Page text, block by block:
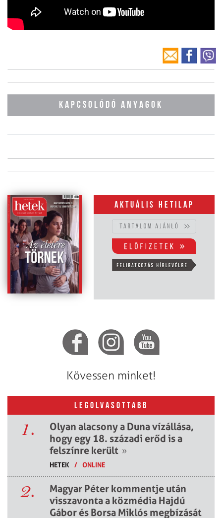
KAPCSOLÓDÓ ANYAGOK
Aktuális hetilap
Kövessen minket!
LEGOLVASOTTABB
1.
Olyan alacsony a Duna vízállása,
hogy egy 18. századi erőd is a
felszínre került »
HETEK / ONLINE
2.
Magyar Péter kommentje után
visszavonta a közmédia Hajdú
Gábor és Borsa Miklós megbízását